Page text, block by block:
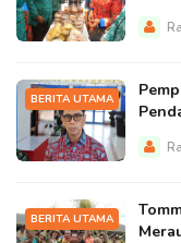
BERITA UTAMA
BERITA UTAMA